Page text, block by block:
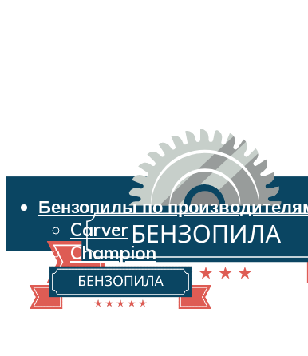
Бензопилы по
Carver
Champion
Echo
Husqvarna